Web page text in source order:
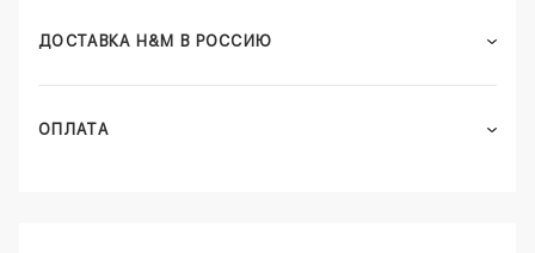
ДОСТАВКА H&M В РОССИЮ
ОПЛАТА